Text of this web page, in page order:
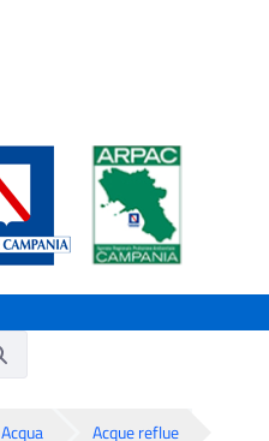
Acqua Acque reflue